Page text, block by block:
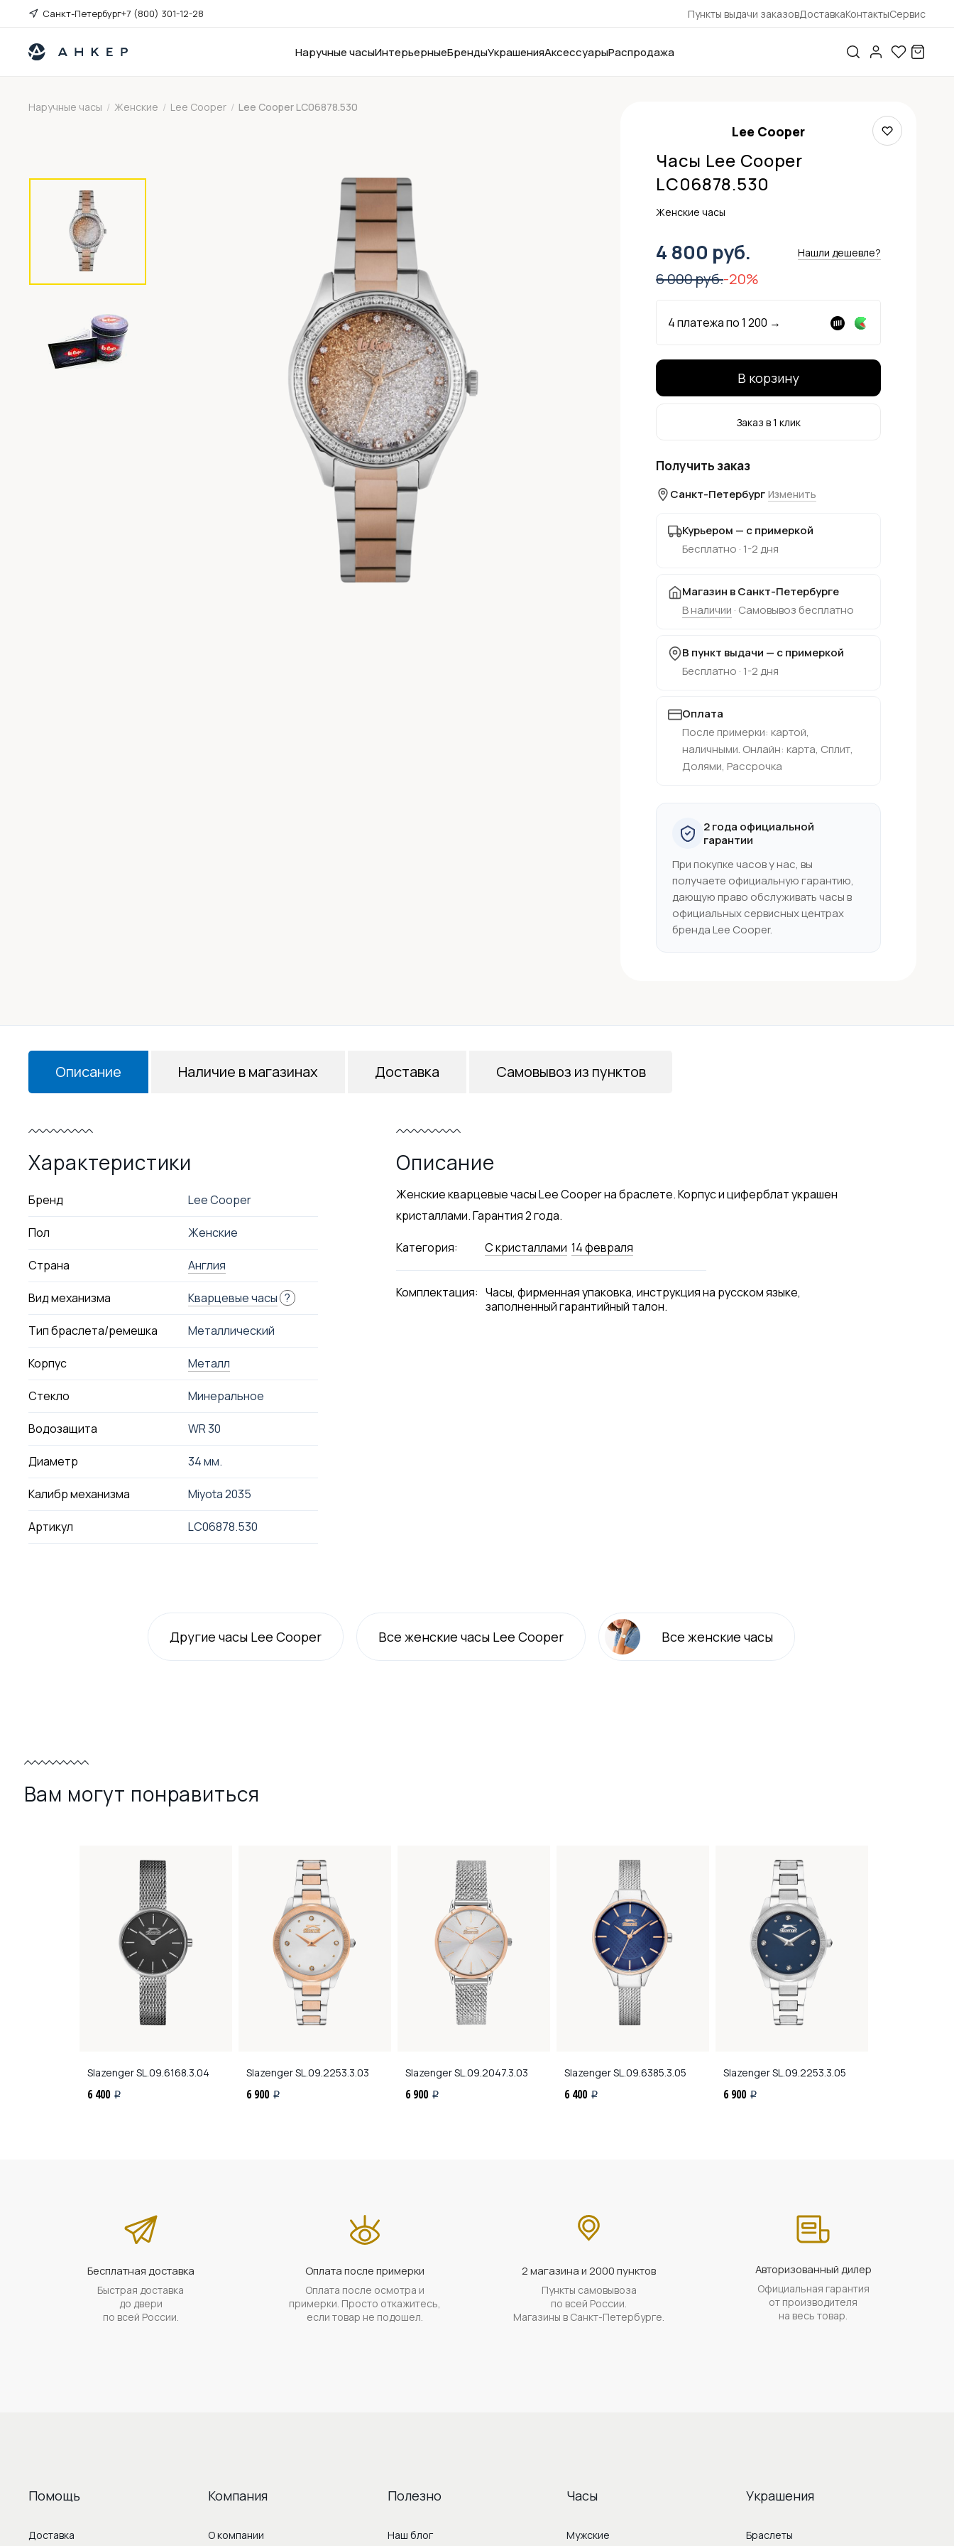
Санкт-Петербург+7 (800) 301-12-28 Пункты выдачи заказовДоставкаКонтактыСервис
Наручные часыИнтерьерныеБрендыУкрашенияАксессуарыРаспродажа
Наручные часы / Женские / Lee Cooper / Lee Cooper LC06878.530
Lee Cooper
Часы Lee Cooper
LC06878.530
Женские часы
4 800 руб. Нашли дешевле?
6 000 руб.-20%
4 платежа по1 200 →
В корзину
Заказ в 1 клик
Получить заказ
Санкт-Петербург Изменить
Курьером — с примеркой
Бесплатно · 1-2 дня
Магазин в Санкт-Петербурге
В наличии · Самовывоз бесплатно
В пункт выдачи — с примеркой
Бесплатно · 1-2 дня
Оплата
После примерки: картой,
наличными. Онлайн: карта, Сплит,
Долями, Рассрочка
2 года официальной
гарантии
При покупке часов у нас, вы
получаете официальную гарантию,
дающую право обслуживать часы в
официальных сервисных центрах
бренда Lee Cooper.
Описание
Характеристики
Бренд Lee Cooper
Пол Женские
Страна Англия
Вид механизма Кварцевые часы ?
Тип браслета/ремешка Металлический
Корпус Металл
Стекло Минеральное
Водозащита WR 30
Диаметр 34 мм.
Калибр механизма Miyota 2035
Артикул LC06878.530
Описание
Женские кварцевые часы Lee Cooper на браслете. Корпус и циферблат украшен
кристаллами. Гарантия 2 года.
Категория: С кристаллами 14 февраля
Комплектация: Часы, фирменная упаковка, инструкция на русском языке,
заполненный гарантийный талон.
Наличие в магазинах Доставка Самовывоз из пунктов
Другие часы Lee Cooper Всеженские часы Lee Cooper Всеженские часы
Вам могут понравиться
SlazengerSL.09.6168.3.04
6 400 i
SlazengerSL.09.2253.3.03
6 900 i
SlazengerSL.09.2047.3.03
6 900 i
SlazengerSL.09.6385.3.05
6 400 i
SlazengerSL.09.2253.3.05
6 900 i
Бесплатная доставка
Быстрая доставка
до двери
по всей России.
Оплата после примерки
Оплата после осмотра и
примерки. Просто откажитесь,
если товар не подошел.
2 магазина и 2000 пунктов
Пункты самовывоза
по всей России.
Магазины в Санкт-Петербурге.
Авторизованный дилер
Официальная гарантия
от производителя
на весь товар.
Помощь
Доставка
Компания
О компании
Полезно
Наш блог
Часы
Мужские
Украшения
Браслеты